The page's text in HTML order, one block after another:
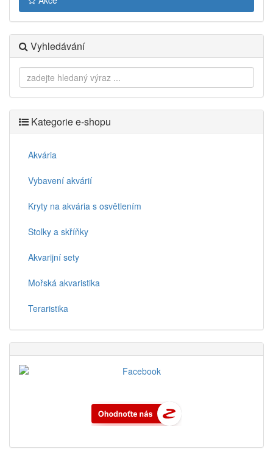
Vyhledávání
Kategorie e-shopu
Akvária
Vybavení akvárií
Kryty na akvária s osvětlením
Stolky a skříňky
Akvarijní sety
Mořská akvaristika
Teraristika